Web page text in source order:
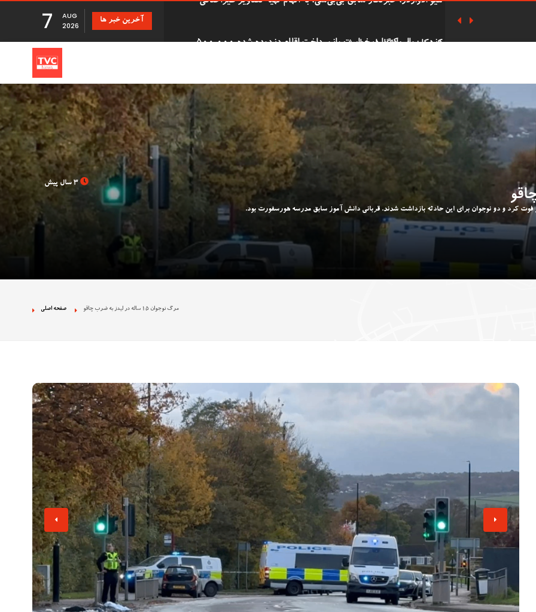
7
AUG
2026
آخرین خبر ها
دفاع ریچل ریوز از حذف پرداخت‌های سوخت زمستانی
دانشجوی 62 ساله دانشگاه بریستول با 41 سال تأخیر اجازه فارغ
التحصیلی در همان روز با پسرش را گرفت. شرکت بزرگ توزیع Evri قصد استخدام ۹۰۰۰ نیروی کار جدید در
بریتانیا را دارد
هیو ادواردز، خبرنگار سابق بی‌بی‌سی، به اتهام تهیه تصاویر غیراخلاقی
3 سال پیش
صفحه اصلی مرگ نوجوان 15 ساله در لیدز به ضرب چاقو
بیشتر بخوانید
دزدیده شدن اطلاعات بیماران NHS انگلستان در حمله
2 سال پیش